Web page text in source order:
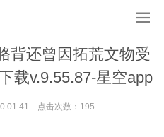
背还曾因拓荒文物受
载v.9.55.87-星空app
01:41 点击次数：195